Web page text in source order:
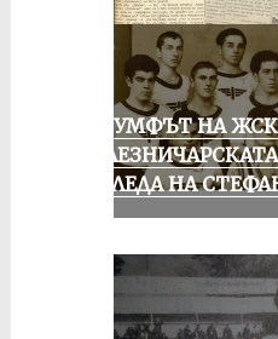
ТРИУМФЪТ НА ЖСК
ПОГЛЕДА НА